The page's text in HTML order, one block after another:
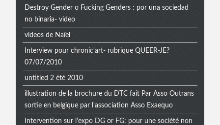
Destroy Gender o Fucking Genders : por una sociedad
no binaria- video
videos de Naïel
Interview pour chronic'art- rubrique QUEER-JE?
07/07/2010
untitled 2 été 2010
illustration de la brochure du DTC fait Par Asso Outrans
sortie en belgique par l'association Asso Exaequo
Intervention sur l'expo DG or FG: pour une société non